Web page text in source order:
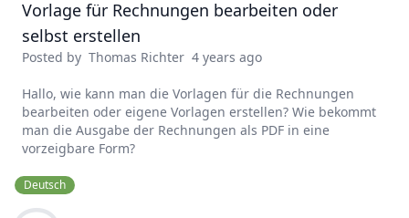
Vorlage für Rechnungen bearbeiten oder
selbst erstellen
Posted by Thomas Richter 4 years ago
Hallo, wie kann man die Vorlagen für die Rechnungen
bearbeiten oder eigene Vorlagen erstellen? Wie bekommt
man die Ausgabe der Rechnungen als PDF in eine
vorzeigbare Form?
Deutsch